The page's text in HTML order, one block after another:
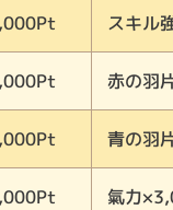
スキル
赤の羽
青の羽
氣力